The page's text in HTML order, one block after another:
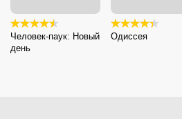
Человек-паук: Новый
день
Одиссея